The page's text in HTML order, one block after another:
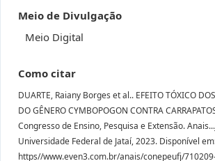
Meio de Divulgação
Meio Digital
Como citar
DUARTE, Raiany Borges et al.. EFEITO TÓXICO
DO GÊNERO CYMBOPOGON CONTRA
Congresso de Ensino, Pesquisa e Extensão.
Universidade Federal de Jataí, 2023. Disponível
https//www.even3.com.br/anais/conepeufj/710209-